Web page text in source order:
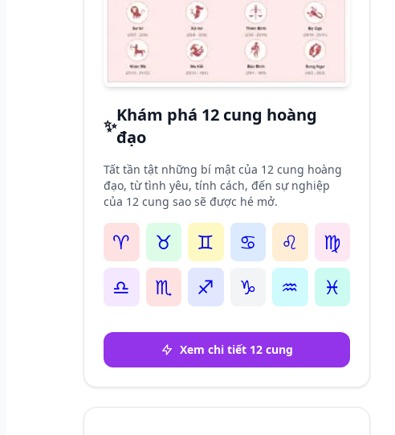
✨
Khám phá 12 cung hoàng
đạo
Tất tần tật những bí mật của 12 cung hoàng
đạo, từ tình yêu, tính cách, đến sự nghiệp
của 12 cung sao sẽ được hé mở.
♈ ♉ ♊ ♋ ♌
♍
♎
♏ ♐ ♑ ♒ ♓
Xem chi tiết 12 cung